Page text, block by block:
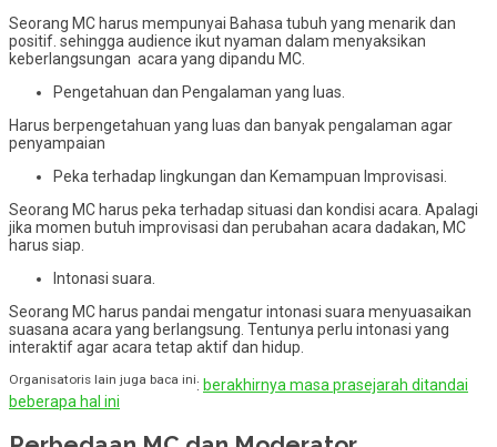
Seorang MC harus mempunyai Bahasa tubuh yang menarik dan
positif. sehingga audience ikut nyaman dalam menyaksikan
keberlangsungan acara yang dipandu MC.
Pengetahuan dan Pengalaman yang luas.
Harus berpengetahuan yang luas dan banyak pengalaman agar
penyampaian
Peka terhadap lingkungan dan Kemampuan Improvisasi.
Seorang MC harus peka terhadap situasi dan kondisi acara. Apalagi
jika momen butuh improvisasi dan perubahan acara dadakan, MC
harus siap.
Intonasi suara.
Seorang MC harus pandai mengatur intonasi suara menyuasaikan
suasana acara yang berlangsung. Tentunya perlu intonasi yang
interaktif agar acara tetap aktif dan hidup.
Organisatoris lain juga baca ini: berakhirnya masa prasejarah ditandai
beberapa hal ini